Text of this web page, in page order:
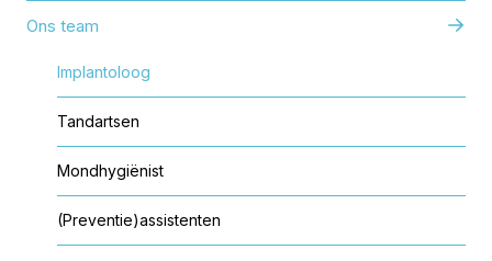
Ons team
Implantoloog
Tandartsen
Mondhygiënist
(Preventie)assistenten